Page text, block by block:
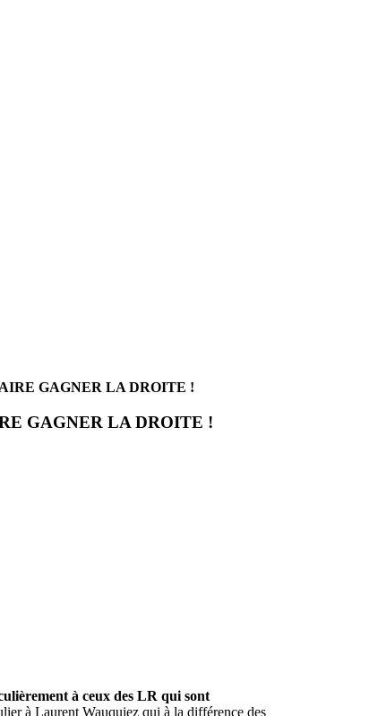
GAGNER LA DROITE !
GAGNER LA DROITE !
à ceux des LR qui sont
à Laurent Wauquiez qui à la différence des